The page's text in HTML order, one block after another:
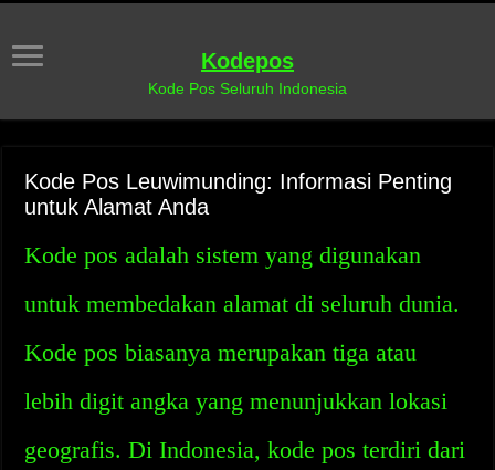
Kodepos
Kode Pos Seluruh Indonesia
Kode Pos Leuwimunding: Informasi Penting
untuk Alamat Anda
Kode pos adalah sistem yang digunakan
untuk membedakan alamat di seluruh dunia.
Kode pos biasanya merupakan tiga atau
lebih digit angka yang menunjukkan lokasi
geografis. Di Indonesia, kode pos terdiri dari